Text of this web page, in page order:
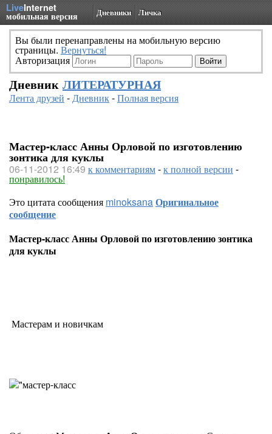
LiveInternet
мобильная версия Дневники Личка
Вы были перенаправлены на мобильную версию
страницы. Вернуться!
Авторизация
Дневник ЛИТЕРАТУРНАЯ
Лента друзей -Дневник-Полная версия
Мастер-класс Анны Орловой по изготовлению
зонтика для куклы
06-11-2012 16:49 к комментариям-к полной версии -
понравилось!
Это цитата сообщения minoksanaОригинальное
сообщение
Мастер-класс Анны Орловой по изготовлению зонтика
для куклы
Мастерам и новичкам